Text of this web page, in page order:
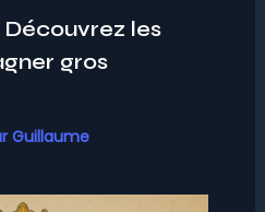
Découvrez les
gros
Guillaume